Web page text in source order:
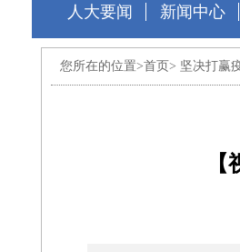
人大要闻 新闻中心
您所在的位置>首页 > 坚决打赢